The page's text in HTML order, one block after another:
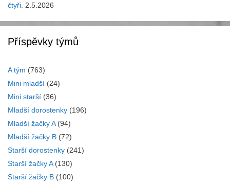
čtyři. 2.5.2026
Příspěvky týmů
A tým (763)
Mini mladší (24)
Mini starší (36)
Mladší dorostenky (196)
Mladší žačky A(94)
Mladší žačky B (72)
Starší dorostenky (241)
Starší žačky A(130)
Starší žačky B (100)